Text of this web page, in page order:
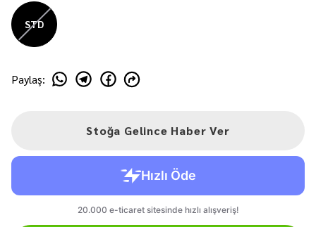
STD
Paylaş:
Stoğa Gelince Haber Ver